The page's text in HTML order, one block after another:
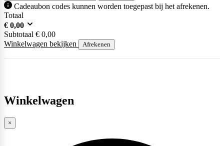
Cadeaubon codes kunnen worden toegepast bij het afrekenen.
Totaal
€ 0,00
Subtotaal € 0,00
Winkelwagen bekijken
Afrekenen
Winkelwagen
×